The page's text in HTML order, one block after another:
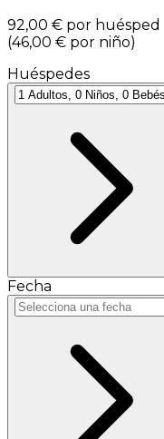
92,00 € por huésped
(46,00 € por niño)
Huéspedes
Fecha